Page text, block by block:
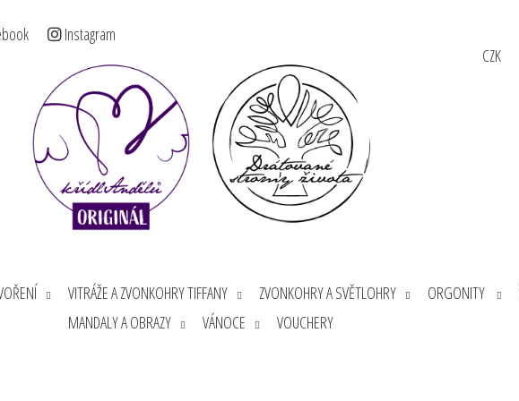
Instagram
VITRÁŽE A ZVONKOHRY TIFFANY ZVONKOHRY A SVĚTLOHRY ORGONITY
MANDALY A OBRAZY
VÁNOCE VOUCHERY
CZK
Co potřebujete najít?
HLEDAT